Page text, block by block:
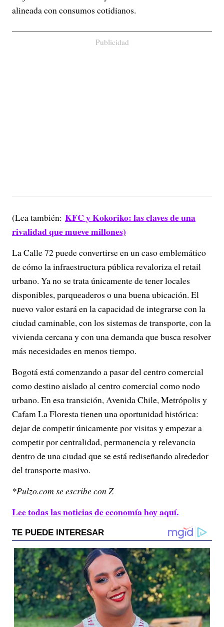
alineada con consumos cotidianos.
Publicidad
(Lea también: KFC y Kokoriko: las claves de una
rivalidad que mueve millones)
La Calle 72 puede convertirse en un caso emblemático
de cómo la infraestructura pública revaloriza el retail
urbano. Ya no se trata únicamente de tener locales
disponibles, parqueaderos o una buena ubicación. El
nuevo valor estará en la capacidad de integrarse con la
ciudad caminable, con los sistemas de transporte, con la
vivienda cercana y con una demanda que busca resolver
más necesidades en menos tiempo.
Bogotá está comenzando a pasar del centro comercial
como destino aislado al centro comercial como nodo
urbano. En esa transición, Avenida Chile, Metrópolis y
Cafam La Floresta tienen una oportunidad histórica:
dejar de competir únicamente por visitas y empezar a
competir por centralidad, permanencia y relevancia
dentro de una ciudad que se está rediseñando alrededor
del transporte masivo.
*Pulzo.com se escribe con Z
Lee todas las noticias de economía hoy aquí.